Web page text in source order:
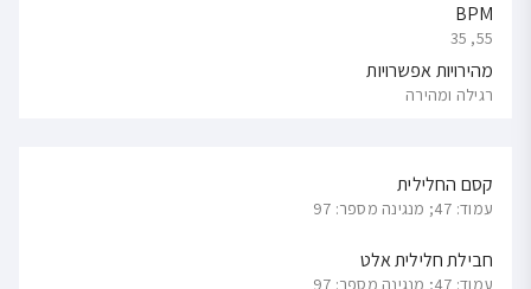
BPM
55, 35
מהירויות אפשרויות
רגילה ומהירה
קסם החלילית
עמוד: 47; מנגינה מספר: 97
חבילת חלילית אלט
עמוד: 47; מנגינה מספר: 97